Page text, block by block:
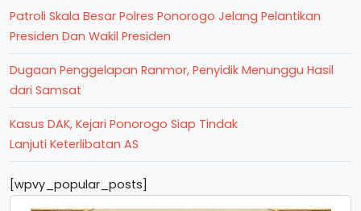
Patroli Skala Besar Polres Ponorogo Jelang Pelantikan
Presiden Dan Wakil Presiden
Dugaan Penggelapan Ranmor, Penyidik Menunggu Hasil
dari Samsat
Kasus DAK, Kejari Ponorogo Siap Tindak
Lanjuti Keterlibatan AS
[wpvy_popular_posts]